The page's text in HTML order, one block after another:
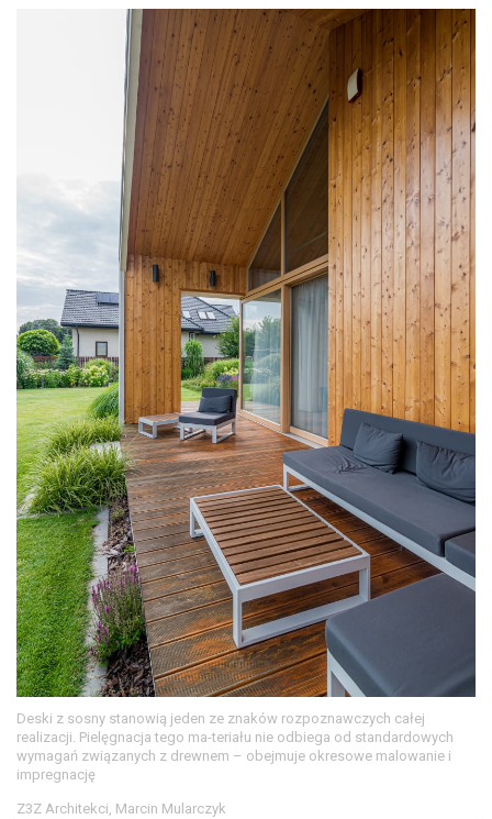
Deski z sosny stanowią jeden ze znaków rozpoznawczych całej
realizacji. Pielęgnacja tego ma-teriału nie odbiega od standardowych
wymagań związanych z drewnem – obejmuje okresowe malowanie i
impregnację
Z3Z Architekci, Marcin Mularczyk